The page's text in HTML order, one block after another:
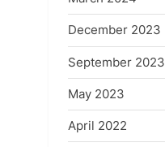
December 2023
September 2023
May 2023
April 2022